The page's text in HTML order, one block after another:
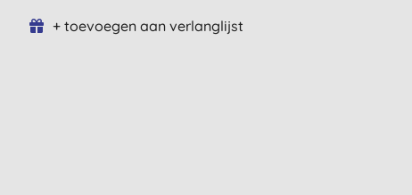
+ toevoegen aan verlanglijst